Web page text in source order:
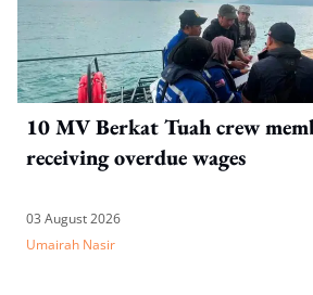
10 MV Berkat Tuah crew
receiving overdue wages
03 August 2026
Umairah Nasir